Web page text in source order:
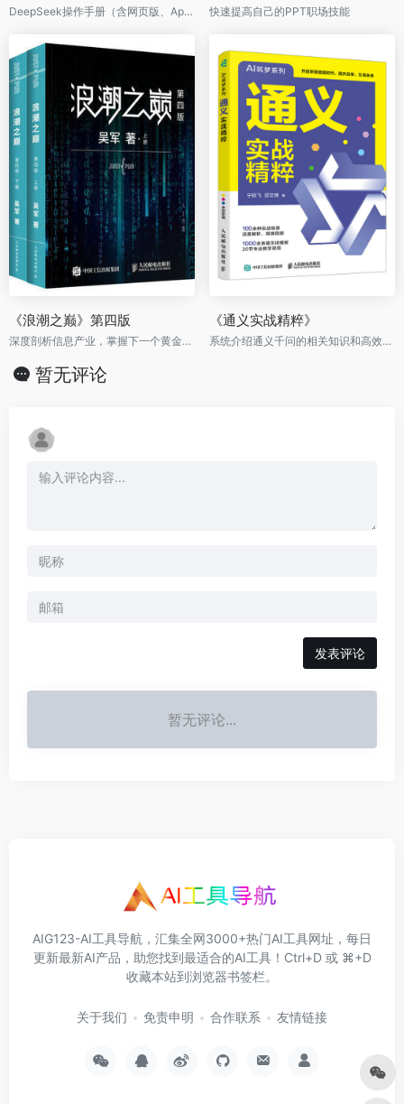
DeepSeek操作手册（含网页版、App版、API），DeepSeek技能全覆盖 快速提高自己的PPT职场技能
《浪潮之巅》第四版
深度剖析信息产业，掌握下一个黄金十年
《通义实战精粹》
系统介绍通义千问的相关知识和高效应用技巧
暂无评论
发表评论
暂无评论...
AIG123-AI工具导航，汇集全网3000+热门AI工具网址，每日
更新最新AI产品，助您找到最适合的AI工具！Ctrl+D 或 ⌘+D
收藏本站到浏览器书签栏。
关于我们 免责申明 合作联系 友情链接